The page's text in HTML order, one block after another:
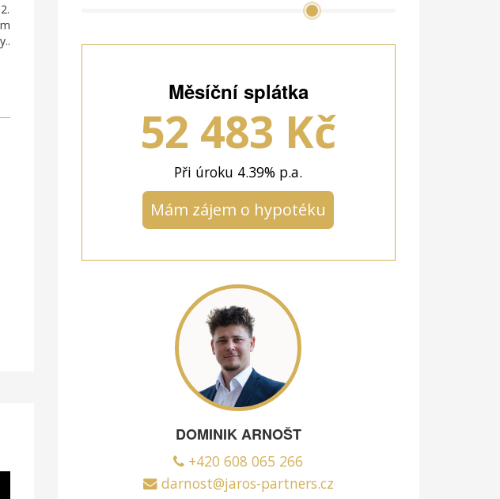
Měsíční splátka
52 483 Kč
Při úroku 4.39% p.a.
Mám zájem o hypotéku
DOMINIK ARNOŠT
+420 608 065 266
darnost@jaros-partners.cz